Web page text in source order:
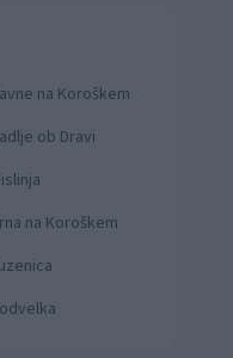
na Koroškem
ob Dravi
na Koroškem